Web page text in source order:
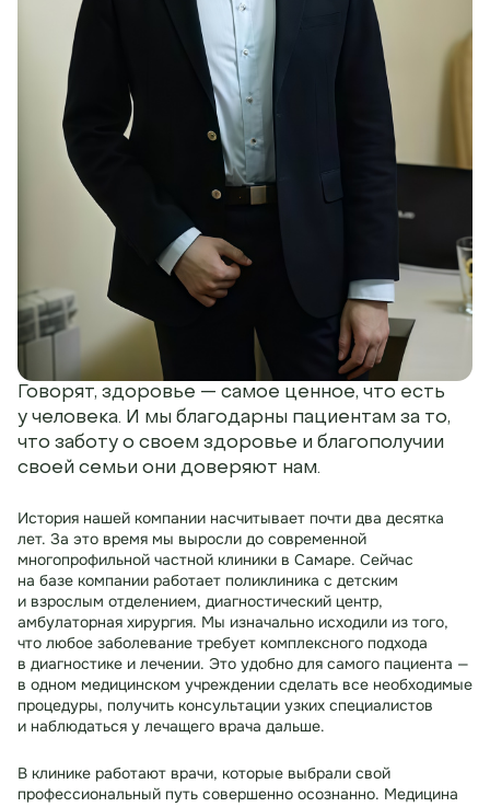
Говорят, здоровье — самое ценное, что есть
у человека. И мы благодарны пациентам за то,
что заботу о своем здоровье и благополучии
своей семьи они доверяют нам.
История нашей компании насчитывает почти два десятка
лет. За это время мы выросли до современной
многопрофильной частной клиники в Самаре. Сейчас
на базе компании работает поликлиника с детским
и взрослым отделением, диагностический центр,
амбулаторная хирургия. Мы изначально исходили из того,
что любое заболевание требует комплексного подхода
в диагностике и лечении. Это удобно для самого пациента —
в одном медицинском учреждении сделать все необходимые
процедуры, получить консультации узких специалистов
и наблюдаться у лечащего врача дальше.
В клинике работают врачи, которые выбрали свой
профессиональный путь совершенно осознанно. Медицина